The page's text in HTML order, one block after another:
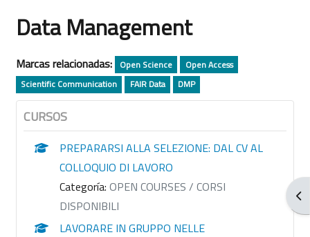
Data Management
Marcas relacionadas: Open Science
Open Access
Scientific Communication
FAIR Data DMP
CURSOS
PREPARARSI ALLA SELEZIONE: DAL CV AL
COLLOQUIO DI LAVORO
Categoría: OPEN COURSES / CORSI
DISPONIBILI
LAVORARE IN GRUPPO NELLE